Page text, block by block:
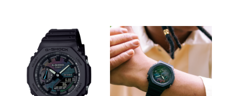
基础型号包括标志性的G-SHOCK 5600和八角形表圈的双显2100，
均装饰有初代G-SHOCK型号标志性砖墙图案。 DW-5600RW和
GM-5600RW型号的内表圈经过彩虹色渐变沉积工艺处理，颜色随
着光线角度随机变化。 GA-2100RW和GM-2100RW型号的表盘在
银漆上通过彩虹渐变沉积，利用激光工艺部分剥离，勾勒出下面的